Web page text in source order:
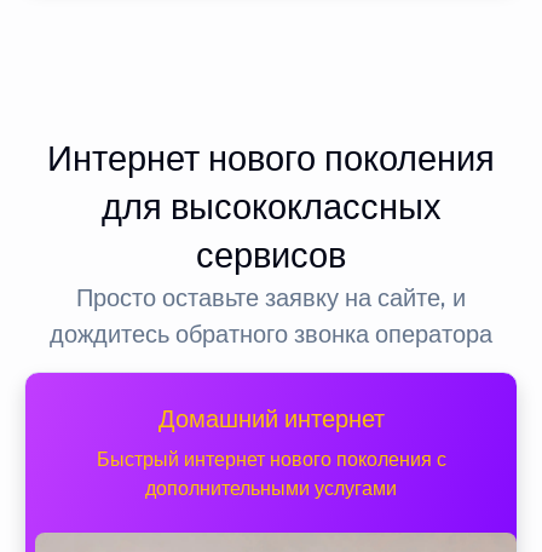
Интернет нового поколения
для высококлассных
сервисов
Просто оставьте заявку на сайте, и
дождитесь обратного звонка оператора
Домашний интернет
Быстрый интернет нового поколения с
дополнительными услугами